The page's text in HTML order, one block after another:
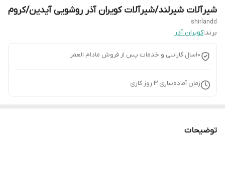
شیرآلات شیرلند/شیرآلات کویران آذر روشویی آیدین/کروم
shirlandd
برند:کویران آذر
10سال گارانتی و خدمات پس از فروش مادام العمر
زمان آماده‌سازی 3 روز کاری
توضیحات